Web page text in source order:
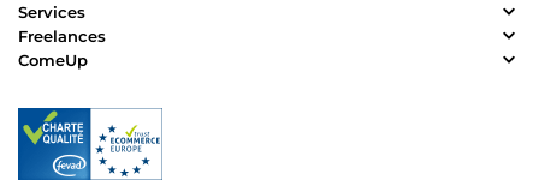
Services
Freelances
ComeUp